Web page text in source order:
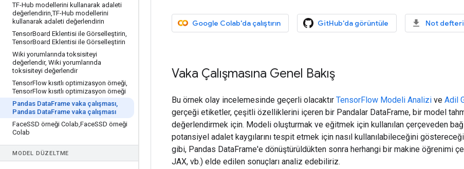
TF-Hub modellerini kullanarak adaleti
değerlendirin,TF-Hub modellerini
kullanarak adaleti değerlendirin
TensorBoard Eklentisi ile Görselleştirin,
TensorBoard Eklentisi ile Görselleştirin
Wiki yorumlarında toksisiteyi
değerlendir, Wiki yorumlarında
toksisiteyi değerlendir
TensorFlow kısıtlı optimizasyon örneği,
TensorFlow kısıtlı optimizasyon örneği
Pandas DataFrame vaka çalışması,
Pandas DataFrame vaka çalışması
FaceSSD örneği Colab,FaceSSD örneği
Colab
MODEL DÜZELTME
Google Colab'da çalıştırın GitHub'da görüntüle Not
Vaka Çalışmasına Genel Bakış
Bu örnek olay incelemesinde geçerli olacaktır TensorFlow Modeli Analizi ve Adil
gerçeği etiketler, çeşitli özelliklerini içeren bir Pandalar DataFrame, bir model
değerlendirmek için. Modeli oluşturmak ve eğitmek için kullanılan çerçeveden
potansiyel adalet kaygılarını tespit etmek için nasıl kullanılabileceğini
gibi, Pandas DataFrame'e dönüştürüldükten sonra herhangi bir makine öğrenimi
JAX, vb.) elde edilen sonuçları analiz edebiliriz.